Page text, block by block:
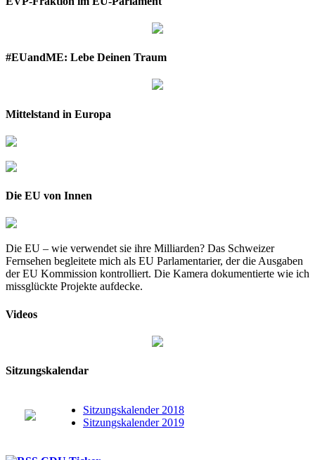
#EUandME: Lebe Deinen Traum
Mittelstand in Europa
Die EU von Innen
Die EU – wie verwendet sie ihre Milliarden? Das Schweizer
Fernsehen begleitete mich als EU Parlamentarier, der die Ausgaben
der EU Kommission kontrolliert. Die Kamera dokumentierte wie ich
missglückte Projekte aufdecke.
Videos
Sitzungskalendar
Sitzungskalender 2018
Sitzungskalender 2019